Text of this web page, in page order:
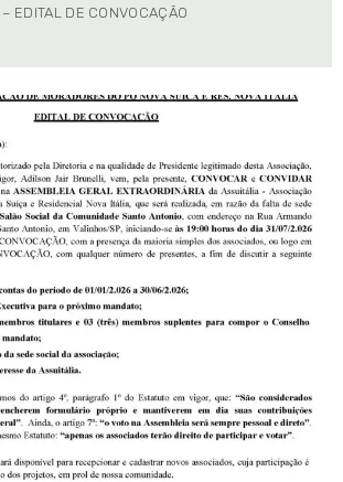
EDITAL DE CONVOCAÇÃO